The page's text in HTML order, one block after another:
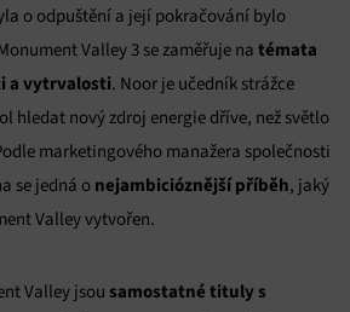
o odpuštění a její pokračování bylo
Valley 3 se zaměřuje na témata
a vytrvalosti. Noor je učedník strážce
hledat nový zdroj energie dříve, než světlo
marketingového manažera společnosti
se jedná o nejambicióznější příběh, jaký
Valley vytvořen.
Valley jsou samostatné tituly s